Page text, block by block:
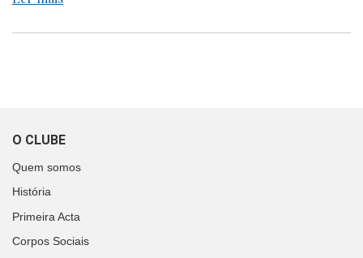
O CLUBE
Quem somos
História
Primeira Acta
Corpos Sociais